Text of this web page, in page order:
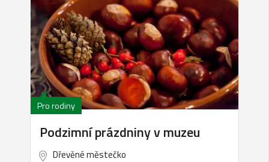
Pro rodiny
Podzimní prázdniny v muzeu
Dřevěné městečko